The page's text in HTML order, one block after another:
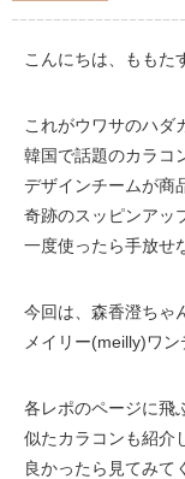
これがウワサのハダ
韓国で話題のカラコ
デザインチームが商
奇跡のスッピンアッ
一度使ったら手放せ
今回は、森香澄ちゃ
メイリー(meilly)ワ
各レポのページに飛
似たカラコンも紹介
良かったら見てみて